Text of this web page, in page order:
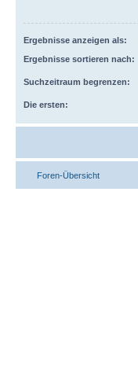
Ergebnisse anzeigen als:
Ergebnisse sortieren nach:
Suchzeitraum begrenzen:
Die ersten:
Foren-Übersicht